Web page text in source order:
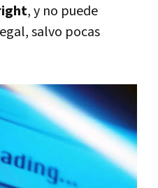
, y no puede
salvo pocas